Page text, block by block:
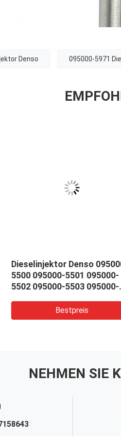
Denso 095000-5971
Dieselinjektor Denso
5500 095000-5501 095000-
5502 095000-5503 095000-
Bestpreis
NEHMEN SIE